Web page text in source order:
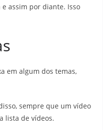
assim por diante. Isso
em algum dos temas,
sempre que um vídeo
lista de vídeos.